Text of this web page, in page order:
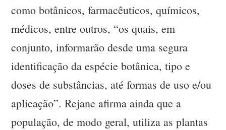
como botânicos, farmacêuticos, químicos,
médicos, entre outros, “os quais, em
conjunto, informarão desde uma segura
identificação da espécie botânica, tipo e
doses de substâncias, até formas de uso e/ou
aplicação”. Rejane afirma ainda que a
população, de modo geral, utiliza as plantas